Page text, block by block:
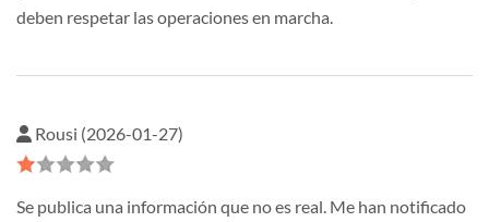
deben respetar las operaciones en marcha.
Rousi (2026-01-27)
Se publica una información que no es real. Me han notificado